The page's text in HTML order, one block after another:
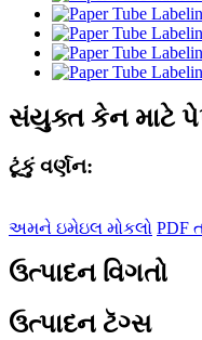
સંયુક્ત કેન માટે
ટૂંકું વર્ણન:
અમને ઇમેઇલ મોકલો PDF
ઉત્પાદન વિગતો
ઉત્પાદન ટૅગ્સ